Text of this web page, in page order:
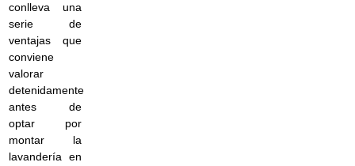
conlleva una
serie de
ventajas que
conviene
valorar
detenidamente
antes de
optar por
montar la
lavandería en